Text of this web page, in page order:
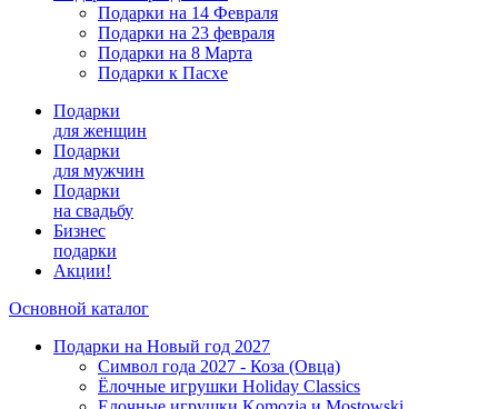
Подарки на 14 Февраля
Подарки на 23 февраля
Подарки на 8 Марта
Подарки к Пасхе
Подарки
для женщин
Подарки
для мужчин
Подарки
на свадьбу
Бизнес
подарки
Акции!
Основной каталог
Подарки на Новый год 2027
Символ года 2027 - Коза (Овца)
Ёлочные игрушки Holiday Classics